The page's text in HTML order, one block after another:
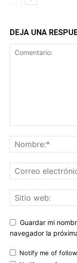
DEJA UNA
Guardar mi
navegador la
Notify me of